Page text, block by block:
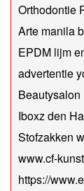
Orthodontie
Arte manila
EPDM lijm
advertentie
Iboxz den
Stofzakken
www.cf-
https://